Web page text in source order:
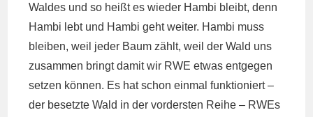
Waldes und so heißt es wieder Hambi bleibt, denn
Hambi lebt und Hambi geht weiter. Hambi muss
bleiben, weil jeder Baum zählt, weil der Wald uns
zusammen bringt damit wir RWE etwas entgegen
setzen können. Es hat schon einmal funktioniert –
der besetzte Wald in der vordersten Reihe – RWEs